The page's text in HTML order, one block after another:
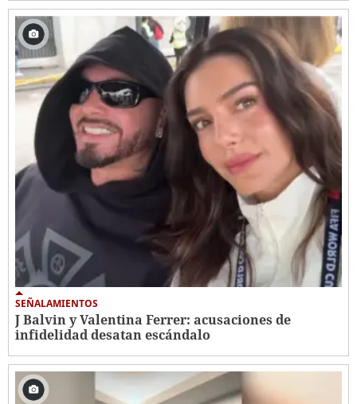
SEÑALAMIENTOS
J Balvin y Valentina Ferrer: acusaciones de
infidelidad desatan escándalo